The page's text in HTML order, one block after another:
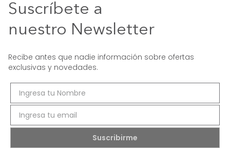
Suscríbete a
nuestro Newsletter
Recibe antes que nadie información sobre ofertas
exclusivas y novedades.